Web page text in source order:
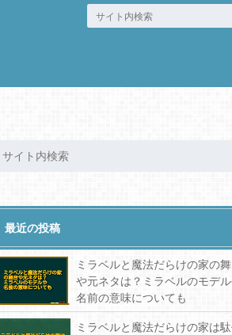
最近の投稿
ミラベルと魔法だらけの家の
や元ネタは？ミラベルのモデ
名前の意味についても
ミラベルと魔法だらけの家は